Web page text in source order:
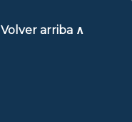
Volver arriba ∧